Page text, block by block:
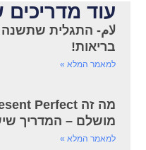
עוד מדריכים
لام- התגלית
בריאות!
למאמר המלא »
מושלם – המדריך
למאמר המלא »